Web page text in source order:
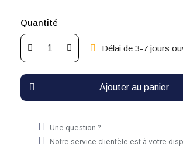
Quantité
Délai de 3-7 jours
Ajouter au panier
Une question ?
Notre service clientèle est à votre